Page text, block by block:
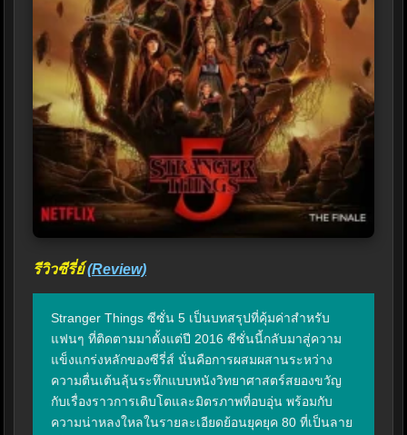
รีวิวซีรี่ย์(Review)
Stranger Things ซีซั่น 5 เป็นบทสรุปที่คุ้มค่าสำหรับ
แฟนๆ ที่ติดตามมาตั้งแต่ปี 2016 ซีซั่นนี้กลับมาสู่ความ
แข็งแกร่งหลักของซีรี่ส์ นั่นคือการผสมผสานระหว่าง
ความตื่นเต้นลุ้นระทึกแบบหนังวิทยาศาสตร์สยองขวัญ
กับเรื่องราวการเติบโตและมิตรภาพที่อบอุ่น พร้อมกับ
ความน่าหลงใหลในรายละเอียดย้อนยุคยุค 80 ที่เป็นลาย